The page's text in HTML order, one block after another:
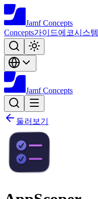
Jamf Concepts
Concepts가이드에코시스템
Jamf Concepts
둘러보기